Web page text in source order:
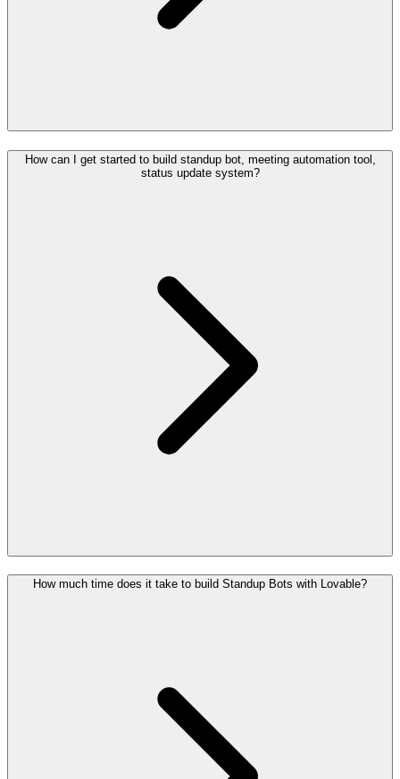
How can I get started to build standup bot, meeting automation tool,
status update system?
How much time does it take to build Standup Bots with Lovable?